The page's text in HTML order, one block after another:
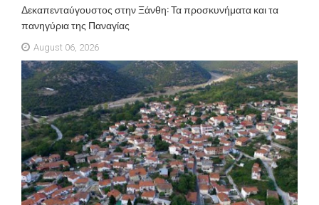
Δεκαπενταύγουστος στην Ξάνθη: Τα προσκυνήματα και τα
πανηγύρια της Παναγίας
August 06, 2026